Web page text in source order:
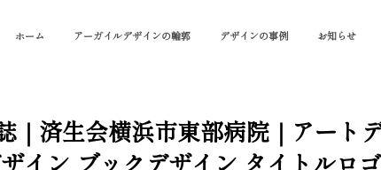
ホーム アーガイルデザインの輪郭 デザインの事例 お知らせ
｜済生会横浜市東部病院｜アート
イン ブックデザイン タイトルロ